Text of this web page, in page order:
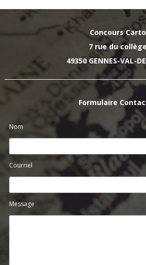
Concours Carto
7 rue du collège
49350 GENNES-VAL-
Formulaire
Nom
Courriel
Message